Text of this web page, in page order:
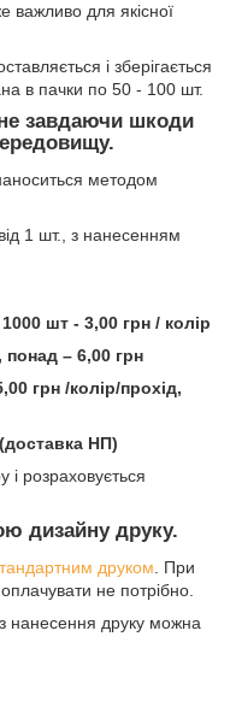
важливо для якісної
і зберігається
в пачки по 50 - 100 шт.
не завдаючи шкоди
методом
1 шт., з нанесенням
шт - 3,00 грн / колір
понад – 6,00 грн
грн /колір/прохід,
НП)
і розраховується
дизайну друку.
им друком . При
не потрібно.
нанесення друку можна